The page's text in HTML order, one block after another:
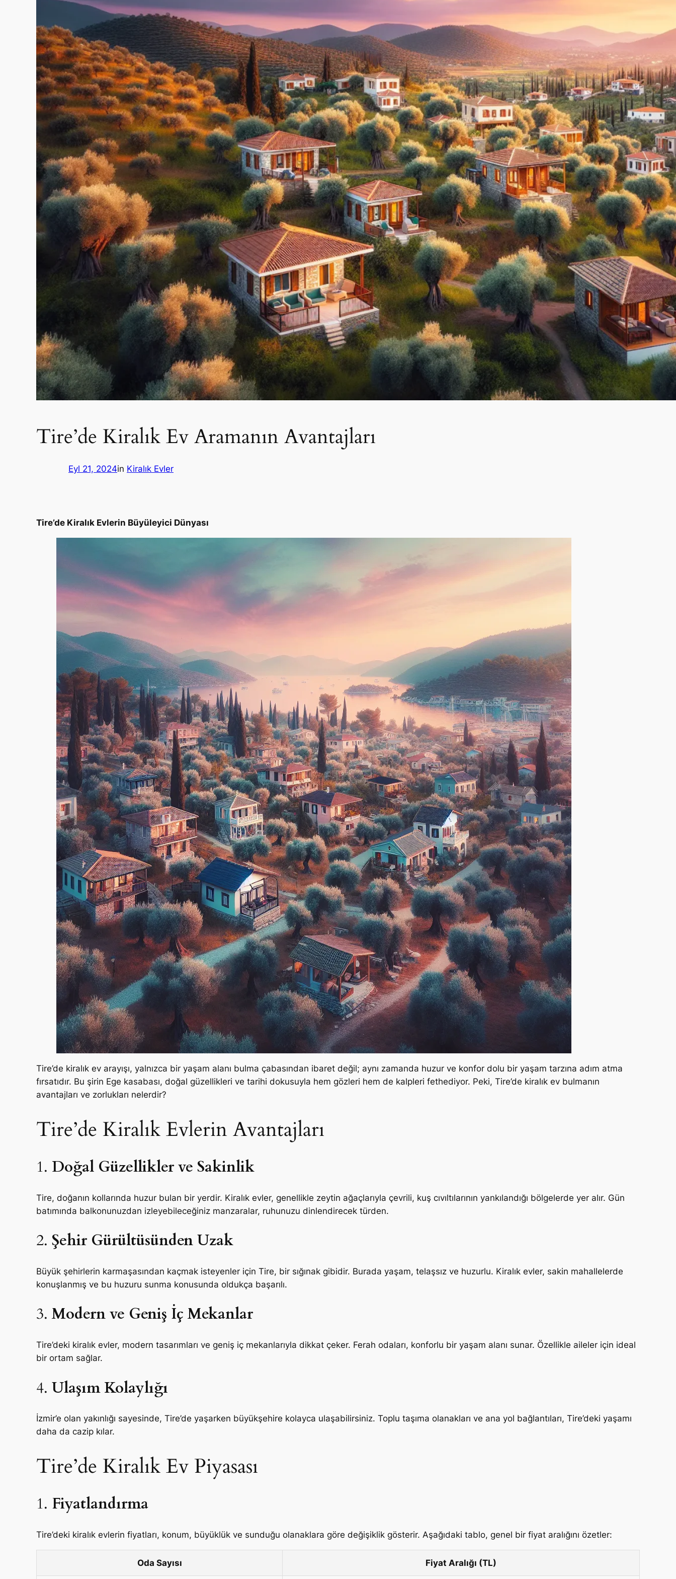
Tire’de Kiralık Ev Aramanın Avantajları
Eyl 21, 2024in Kiralık Evler
Tire’de Kiralık Evlerin Büyüleyici Dünyası
Tire’de kiralık ev arayışı, yalnızca bir yaşam alanı bulma çabasından ibaret değil; aynı zamanda huzur ve konfor dolu bir yaşam tarzına adım atma
fırsatıdır. Bu şirin Ege kasabası, doğal güzellikleri ve tarihi dokusuyla hem gözleri hem de kalpleri fethediyor. Peki, Tire’de kiralık ev bulmanın
avantajları ve zorlukları nelerdir?
Tire’de Kiralık Evlerin Avantajları
1. Doğal Güzellikler ve Sakinlik
Tire, doğanın kollarında huzur bulan bir yerdir. Kiralık evler, genellikle zeytin ağaçlarıyla çevrili, kuş cıvıltılarının yankılandığı bölgelerde yer alır. Gün
batımında balkonunuzdan izleyebileceğiniz manzaralar, ruhunuzu dinlendirecek türden.
2. Şehir Gürültüsünden Uzak
Büyük şehirlerin karmaşasından kaçmak isteyenler için Tire, bir sığınak gibidir. Burada yaşam, telaşsız ve huzurlu. Kiralık evler, sakin mahallelerde
konuşlanmış ve bu huzuru sunma konusunda oldukça başarılı.
3.Modern ve Geniş İç Mekanlar
Tire’deki kiralık evler, modern tasarımları ve geniş iç mekanlarıyla dikkat çeker. Ferah odaları, konforlu bir yaşam alanı sunar. Özellikle aileler için ideal
bir ortam sağlar.
4. Ulaşım Kolaylığı
İzmir’e olan yakınlığı sayesinde, Tire’de yaşarken büyükşehire kolayca ulaşabilirsiniz. Toplu taşıma olanakları ve ana yol bağlantıları, Tire’deki yaşamı
daha da cazip kılar.
Tire’de Kiralık Ev Piyasası
1. Fiyatlandırma
Tire’deki kiralık evlerin fiyatları, konum, büyüklük ve sunduğu olanaklara göre değişiklik gösterir. Aşağıdaki tablo, genel bir fiyat aralığını özetler:
Oda Sayısı Fiyat Aralığı (TL)